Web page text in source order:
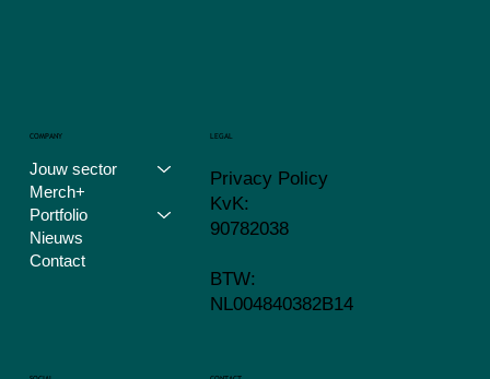
Jouw sector
Merch+
Portfolio
Nieuws
Contact
COMPANY LEGAL
Privacy Policy
KvK:
90782038
BTW:
NL004840382B14